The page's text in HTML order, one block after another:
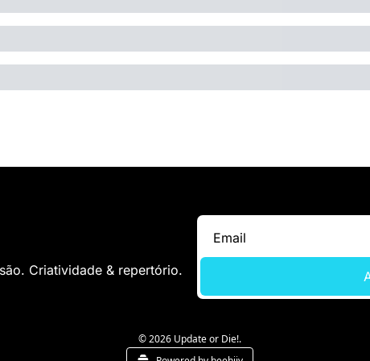
Criatividade & repertório.
© 2026 Update or Die!.